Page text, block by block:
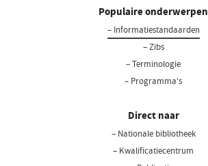
Populaire onderwerpen
– Informatiestandaarden
– Zibs
– Terminologie
– Programma's
Direct naar
– Nationale bibliotheek
– Kwalificatiecentrum